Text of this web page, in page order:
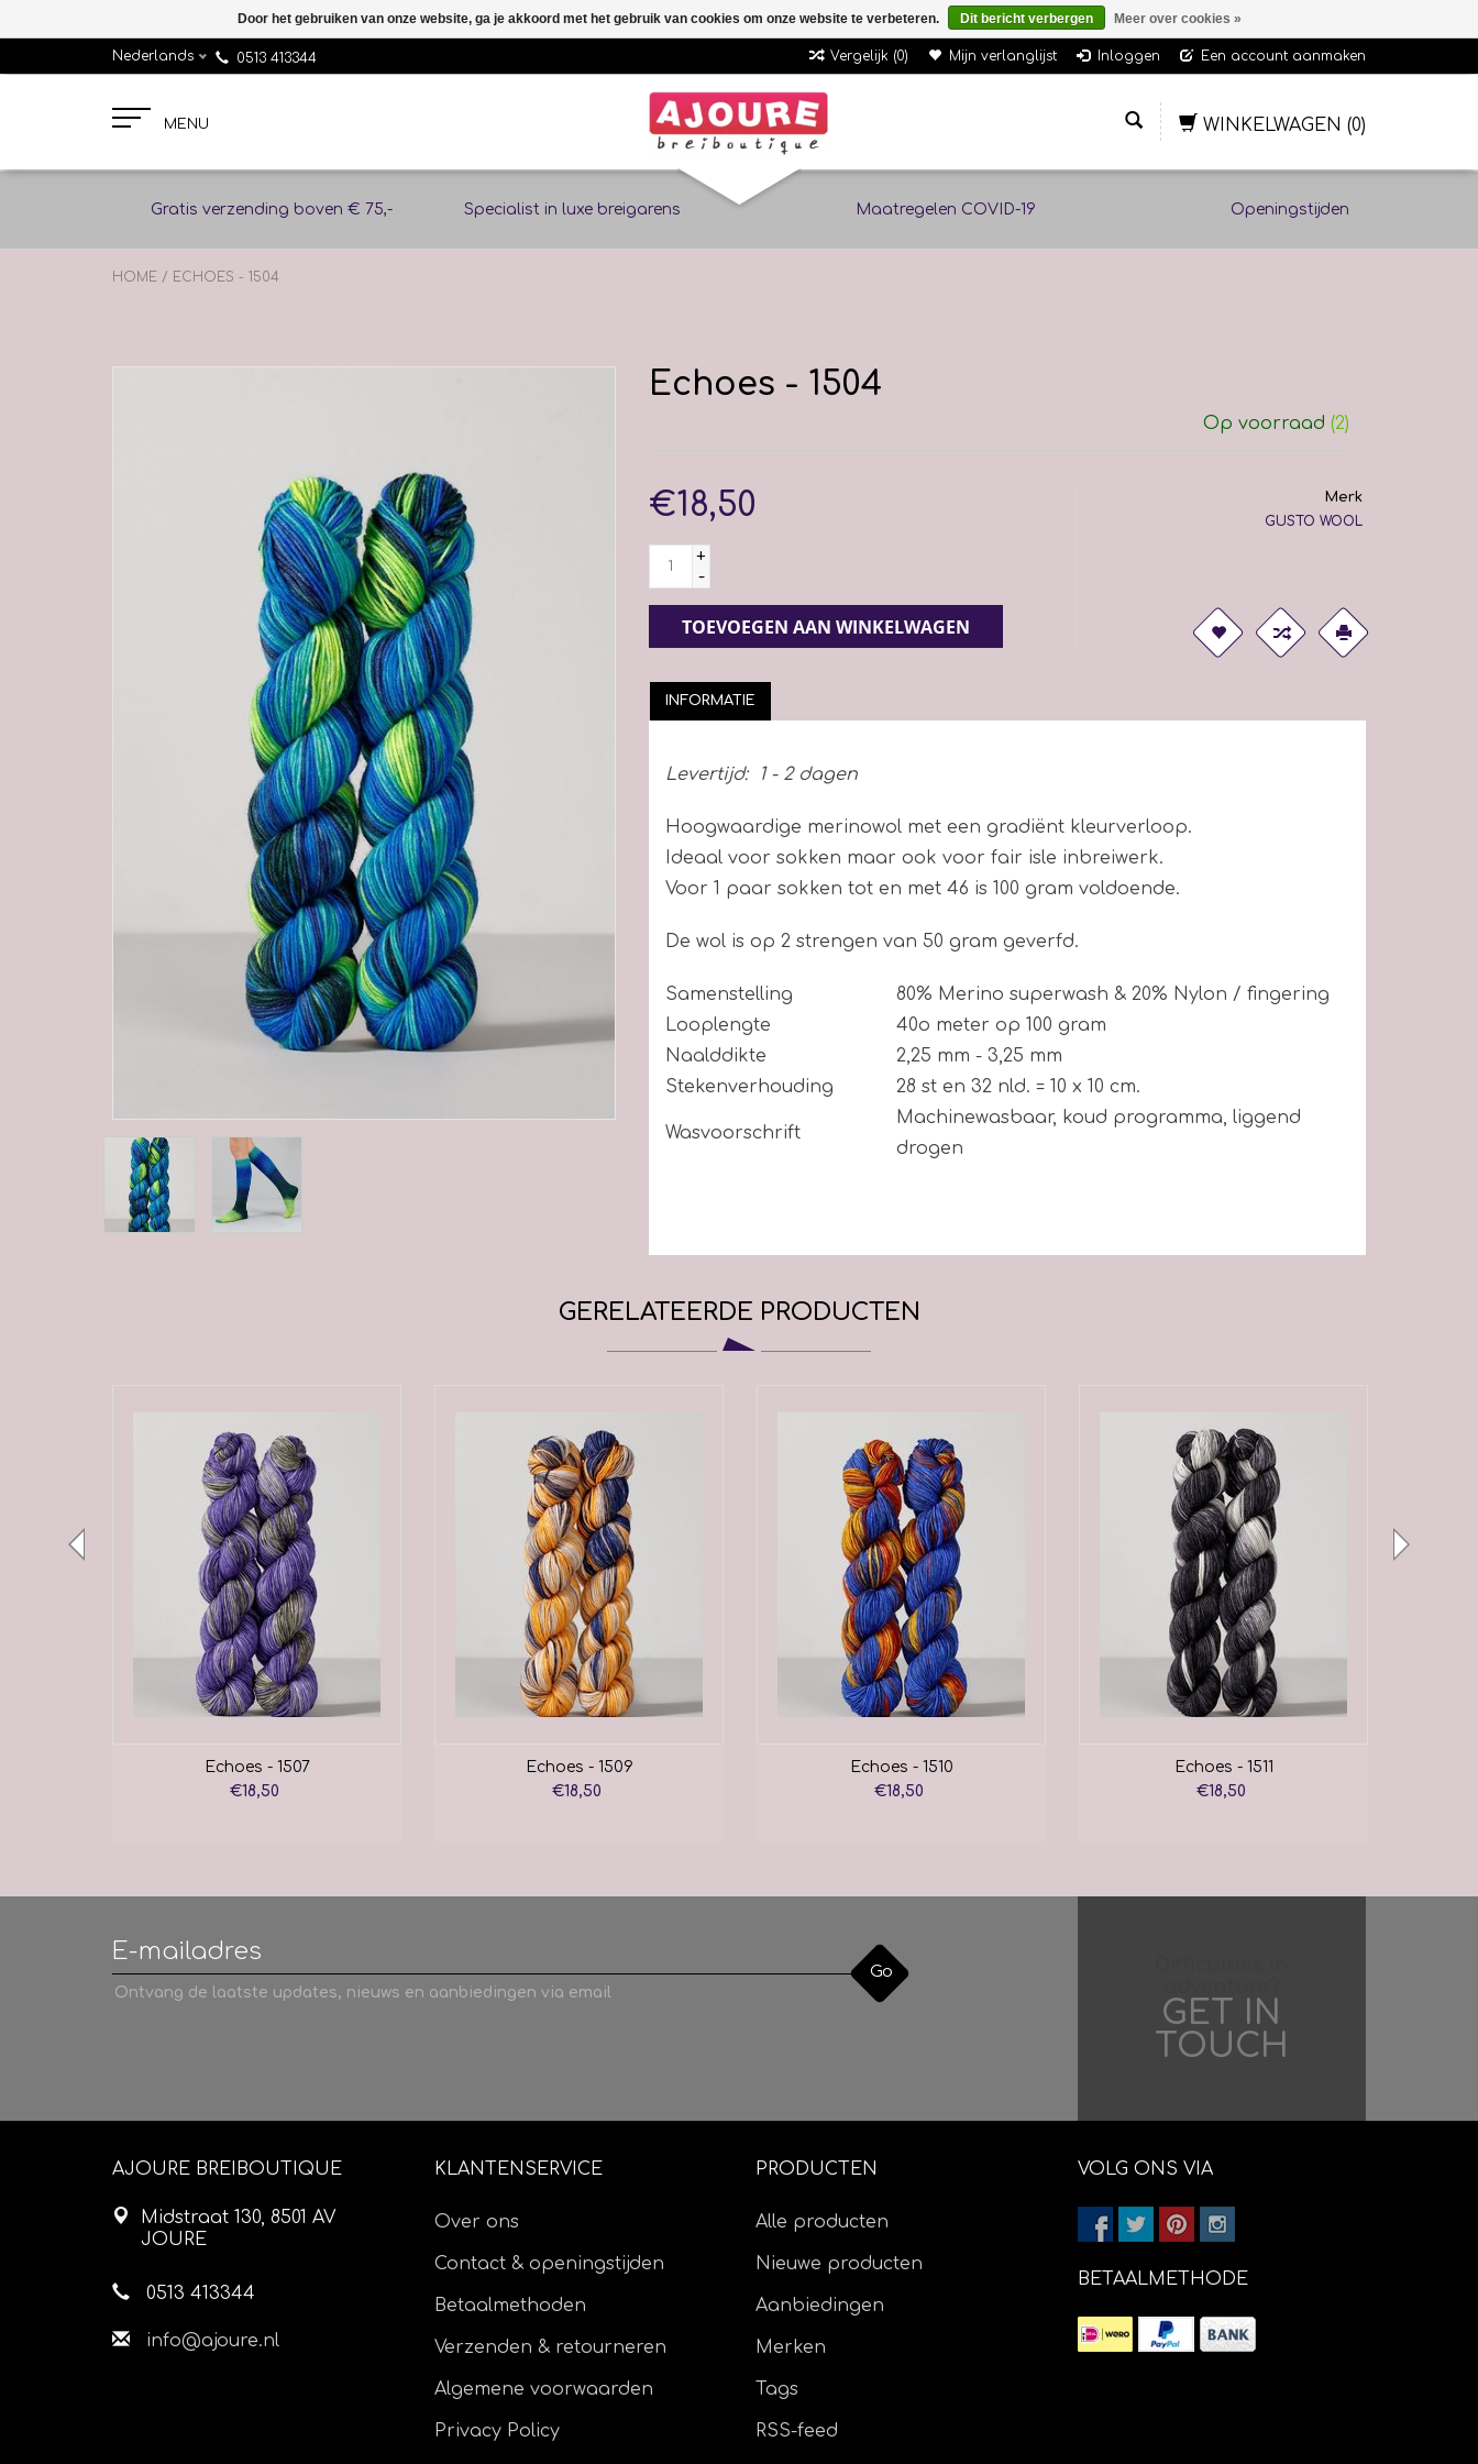
Nederlands 0513 413344 Vergelijk (0) Mijn verlanglijst Inloggen Een account aanmaken
MENU WINKELWAGEN (0)
Gratis verzending boven € 75,- Specialist in luxe breigarens Maatregelen COVID-19 Openingstijden
HOME / ECHOES - 1504
Echoes - 1504
Op voorraad (2)
€18,50
+
-
TOEVOEGEN AAN WINKELWAGEN
Merk
GUSTO WOOL
INFORMATIE
Levertijd: 1 - 2 dagen
Hoogwaardige merinowol met een gradiënt kleurverloop.
Ideaal voor sokken maar ook voor fair isle inbreiwerk.
Voor 1 paar sokken tot en met 46 is 100 gram voldoende.
De wol is op 2 strengen van 50 gram geverfd.
Samenstelling
80% Merino superwash & 20% Nylon / fingering
Looplengte
40o meter op 100 gram
Naalddikte
2,25 mm - 3,25 mm
Stekenverhouding
28 st en 32 nld. = 10 x 10 cm.
Wasvoorschrift
Machinewasbaar, koud programma, liggend
drogen
GERELATEERDE PRODUCTEN
Echoes - 1507
€18,50
Echoes - 1509
€18,50
Echoes - 1510
€18,50
Echoes - 1511
€18,50
Go
Ontvang de laatste updates, nieuws en aanbiedingen via email
GET IN
TOUCH
AJOURE BREIBOUTIQUE
Midstraat 130, 8501 AV
JOURE
0513 413344
info@ajoure.nl
KLANTENSERVICE
Over ons
Contact & openingstijden
Betaalmethoden
Verzenden & retourneren
Algemene voorwaarden
Privacy Policy
PRODUCTEN
Alle producten
Nieuwe producten
Aanbiedingen
Merken
Tags
RSS-feed
VOLG ONS VIA
BETAALMETHODE
Door het gebruiken van onze website, ga je akkoord met het gebruik van cookies om onze website te verbeteren. Dit bericht verbergen Meer over cookies »